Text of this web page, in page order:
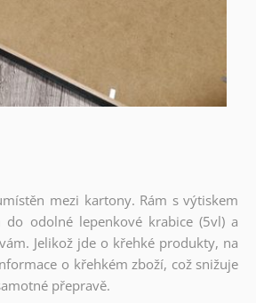
mezi kartony. Rám s výtiskem
do odolné lepenkové krabice (5vl) a
Jelikož jde o křehké produkty, na
o křehkém zboží, což snižuje
přepravě.